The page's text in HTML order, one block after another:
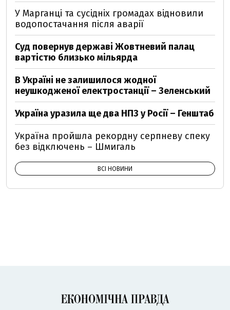
У Марганці та сусідніх громадах відновили
водопостачання після аварії
Суд повернув державі Жовтневий палац
вартістю близько мільярда
В Україні не залишилося жодної
неушкодженої електростанції – Зеленський
Україна уразила ще два НПЗ у Росії – Генштаб
Україна пройшла рекордну серпневу спеку
без відключень – Шмигаль
ВСІ НОВИНИ